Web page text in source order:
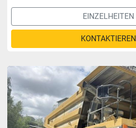
EINZELHEITEN
KONTAKTIEREN